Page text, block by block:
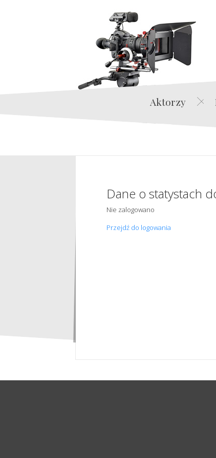
Aktorzy
Dane o statystach
Nie zalogowano
Przejdź do logowania